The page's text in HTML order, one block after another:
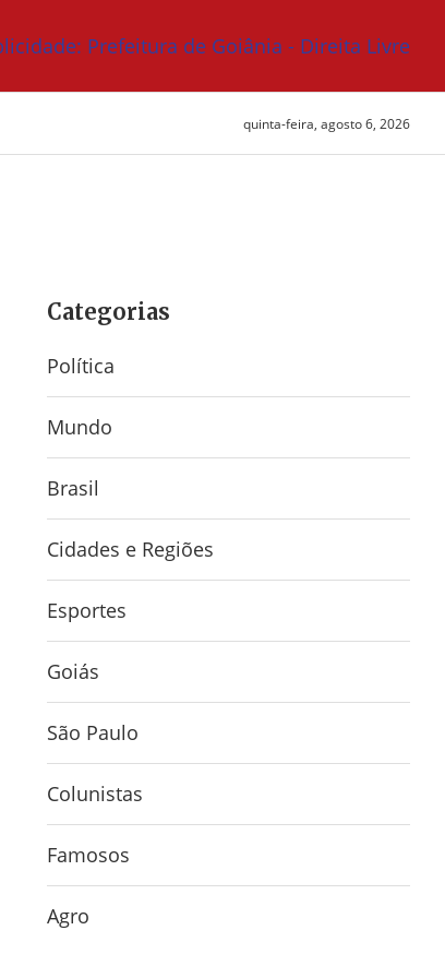
quinta-feira, agosto 6, 2026
Categorias
Política
Mundo
Brasil
Cidades e Regiões
Esportes
Goiás
São Paulo
Colunistas
Famosos
Agro